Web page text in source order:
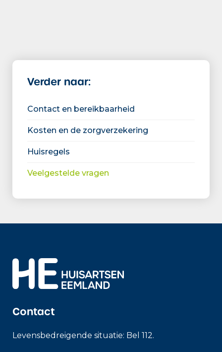
Verder naar:
Contact en bereikbaarheid
Kosten en de zorgverzekering
Huisregels
Veelgestelde vragen
Contact
Levensbedreigende situatie: Bel 112.